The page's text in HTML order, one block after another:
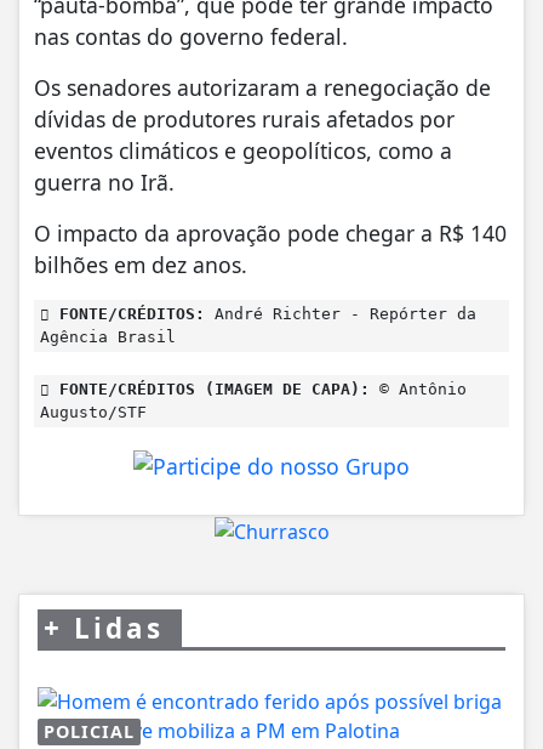
nas contas do governo federal.
Os senadores autorizaram a renegociação de
dívidas de produtores rurais afetados por
eventos climáticos e geopolíticos, como a
guerra no Irã.
O impacto da aprovação pode chegar a R$ 140
bilhões em dez anos.
FONTE/CRÉDITOS:
André Richter - Repórter da
Agência Brasil
FONTE/CRÉDITOS (IMAGEM DE CAPA):
© Antônio
Augusto/STF
+ Lidas
POLICIAL